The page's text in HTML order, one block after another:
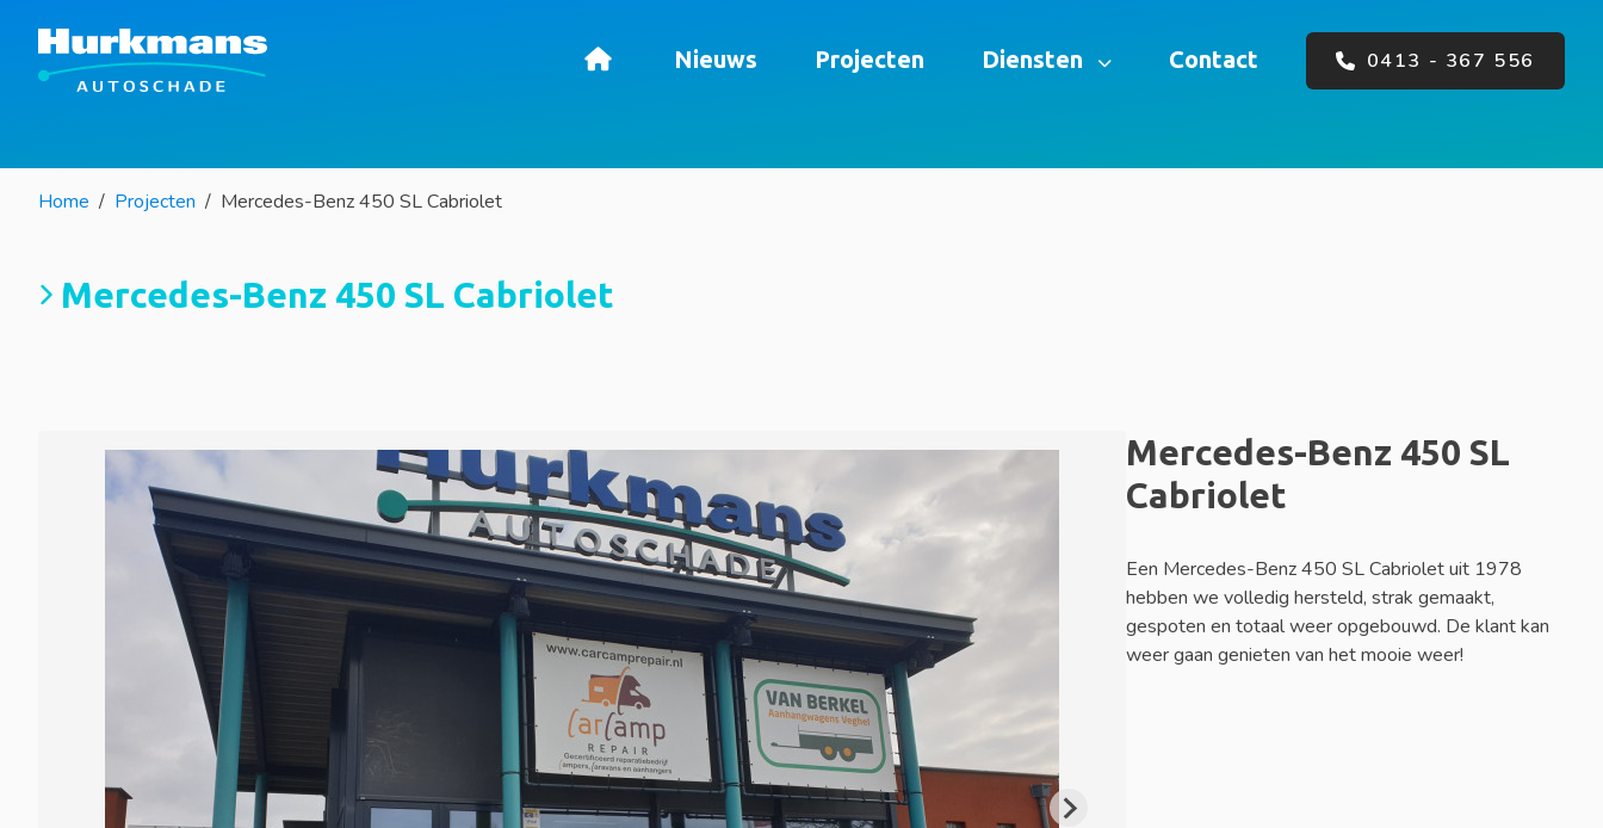
Nieuws Projecten Diensten Contact 0413 - 367 556
Home Projecten Mercedes-Benz 450 SL Cabriolet
Mercedes-Benz 450 SL Cabriolet
Mercedes-Benz 450 SL
Cabriolet
Een Mercedes-Benz 450 SL Cabriolet uit 1978
hebben we volledig hersteld, strak gemaakt,
gespoten en totaal weer opgebouwd. De klant kan
weer gaan genieten van het mooie weer!